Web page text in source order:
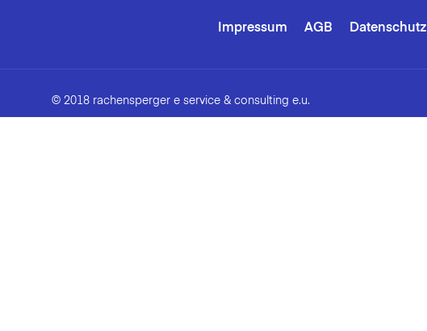
Impressum AGB Datenschutz
© 2018 rachensperger e service & consulting e.u.